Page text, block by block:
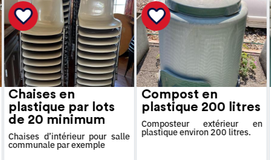
Chaises en
plastique par lots
de 20 minimum
Chaises d’intérieur pour salle
communale par exemple
Compost en
plastique 200 litres
Composteur extérieur en
plastique environ 200 litres.